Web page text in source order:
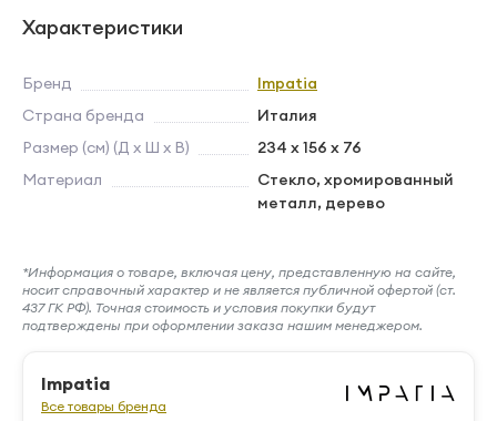
Характеристики
Бренд
Impatia
Страна бренда
Италия
Размер (см) (Д х Ш х В)
234 х 156 х 76
Материал
Стекло, хромированный
металл, дерево
*Информация о товаре, включая цену, представленную на сайте,
носит справочный характер и не является публичной офертой (ст.
437 ГК РФ). Точная стоимость и условия покупки будут
подтверждены при оформлении заказа нашим менеджером.
Impatia
Все товары бренда